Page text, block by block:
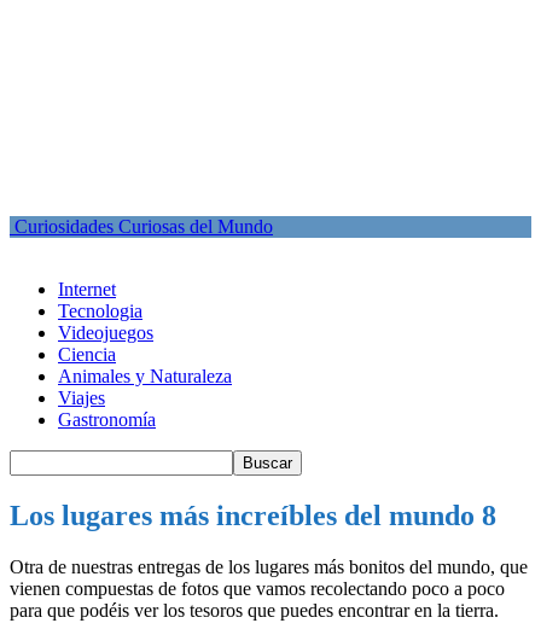
Curiosidades Curiosas del Mundo
Internet
Tecnologia
Videojuegos
Ciencia
Animales y Naturaleza
Viajes
Gastronomía
Los lugares más increíbles del mundo 8
Otra de nuestras entregas de los lugares más bonitos del mundo, que
vienen compuestas de fotos que vamos recolectando poco a poco
para que podéis ver los tesoros que puedes encontrar en la tierra.